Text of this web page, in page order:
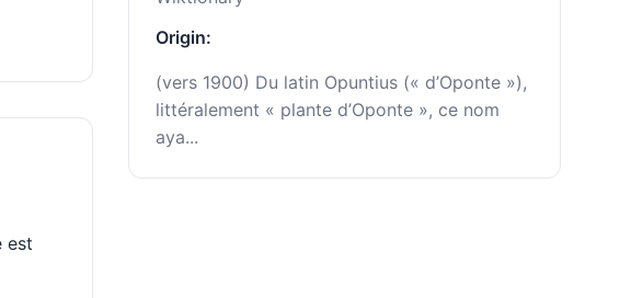
est
Origin:
(vers 1900) Du latin Opuntius (« d’Oponte »),
littéralement « plante d’Oponte », ce nom
aya...